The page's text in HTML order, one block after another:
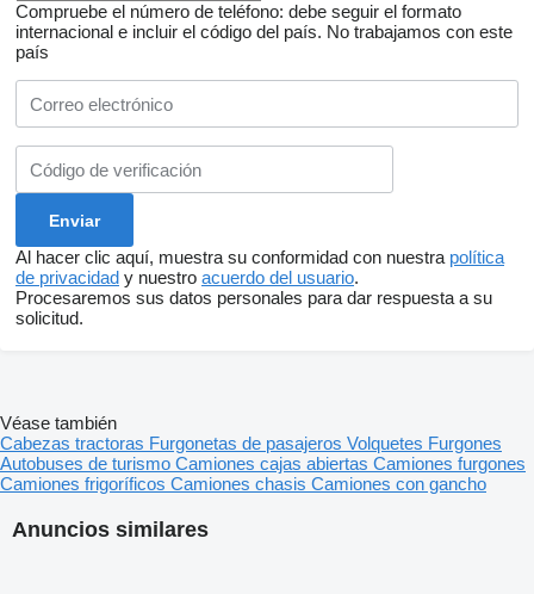
Compruebe el número de teléfono: debe seguir el formato
internacional e incluir el código del país. No trabajamos con este
país
Al hacer clic aquí, muestra su conformidad con nuestra política
de privacidad y nuestro acuerdo del usuario.
Procesaremos sus datos personales para dar respuesta a su
solicitud.
Anuncios similares
Véase también
Cabezas tractoras Furgonetas de pasajeros Volquetes Furgones
Autobuses de turismo Camiones cajas abiertas Camiones furgones
Camiones frigoríficos Camiones chasis Camiones con gancho